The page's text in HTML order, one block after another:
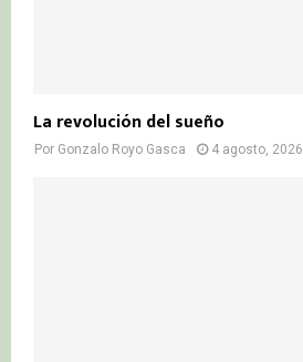
La revolución del sueño
Por Gonzalo Royo Gasca 4 agosto, 2026